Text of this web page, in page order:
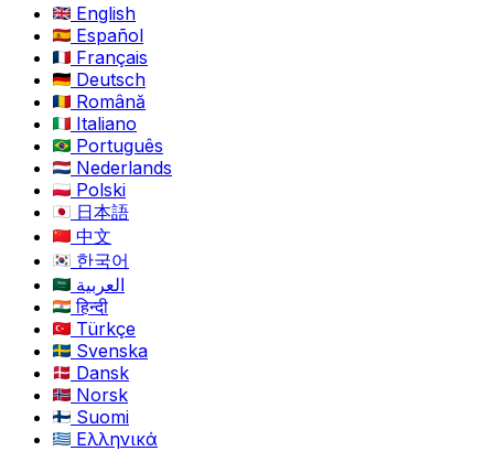
English
Español
Français
Deutsch
Română
Italiano
Português
Nederlands
Polski
日本語
中文
한국어
العربية
हिन्दी
Türkçe
Svenska
Dansk
Norsk
Suomi
Ελληνικά